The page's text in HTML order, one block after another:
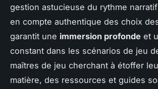
gestion astucieuse du rythme
en compte authentique des choix
garantit une immersion profonde et
constant dans les scénarios de jeu
maîtres de jeu cherchant à étoffer
matière, des ressources et guides